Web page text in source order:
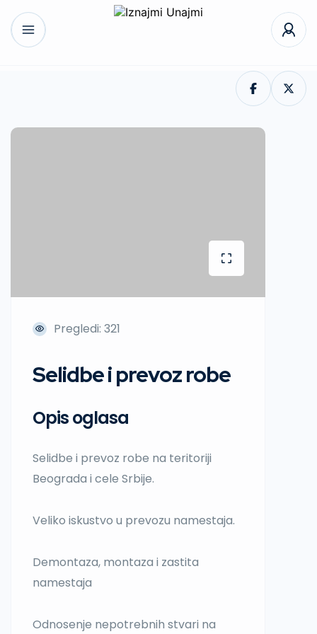
Pregledi: 321
Selidbe i prevoz robe
Opis oglasa
Selidbe i prevoz robe na teritoriji
Beograda i cele Srbije.
Veliko iskustvo u prevozu namestaja.
Demontaza, montaza i zastita
namestaja
Odnosenje nepotrebnih stvari na